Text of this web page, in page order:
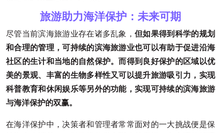
旅游助力海洋保护：未来可期
尽管当前滨海旅游业存在诸多乱象，但如果得到科学的规划
和合理的管理，可持续的滨海旅游业也可以有助于促进沿海
社区的生计和当地的自然保护。而得到良好保护的区域以优
美的景观、丰富的生物多样性又可以提升旅游吸引力，实现
科普教育和休闲娱乐等另外的功能，实现可持续的滨海旅游
与海洋保护的双赢。
在海洋保护中，决策者和管理者常常面对的一大挑战便是保